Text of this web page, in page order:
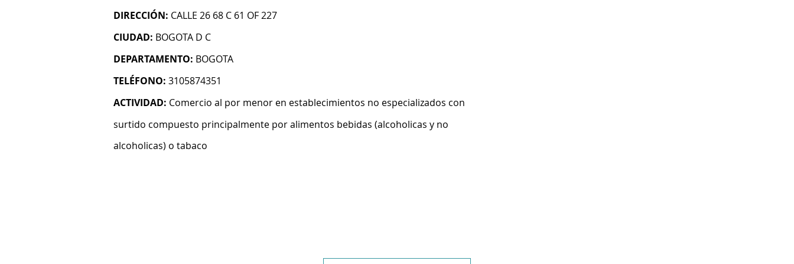
DIRECCIÓN: CALLE 26 68 C 61 OF 227
CIUDAD: BOGOTA D C
DEPARTAMENTO: BOGOTA
TELÉFONO: 3105874351
ACTIVIDAD: Comercio al por menor en establecimientos no especializados con
surtido compuesto principalmente por alimentos bebidas (alcoholicas y no
alcoholicas) o tabaco